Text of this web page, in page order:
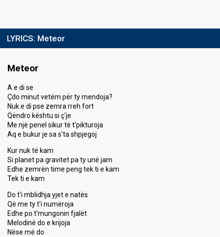
LYRICS: Meteor
Meteor
A e di se
Çdo minut vetëm për ty mendoja?
Nuk e di pse zemra rreh fort
Qëndro kështu si ç'je
Me një penel sikur të t'pikturoja
Aq e bukur je sa s'ta shpjegoj
Kur nuk të kam
Si planet pa gravitet pa ty unë jam
Edhe zemrën time peng tek ti e kam
Tek ti e kam
Do t'i mblidhja yjet e natës
Që me ty t'i numëroja
Edhe po t'mungonin fjalët
Melodinë do e krijoja
Nëse më do